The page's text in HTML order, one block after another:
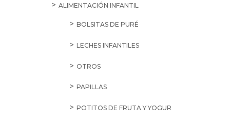
ALIMENTACIÓN INFANTIL
BOLSITAS DE PURÉ
LECHES INFANTILES
OTROS
PAPILLAS
POTITOS DE FRUTA Y YOGUR